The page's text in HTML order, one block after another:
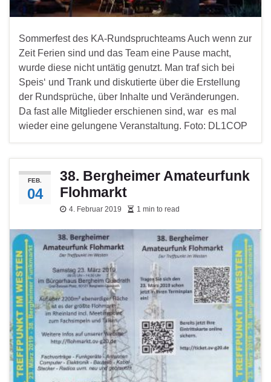
Sommerfest des KA-Rundspruchteams Auch wenn zur
Zeit Ferien sind und das Team eine Pause macht,
wurde diese nicht untätig genutzt. Man traf sich bei
Speis‘ und Trank und diskutierte über die Erstellung
der Rundsprüche, über Inhalte und Veränderungen.
Da fast alle Mitglieder erschienen sind, war es mal
wieder eine gelungene Veranstaltung. Foto: DL1COP
FEB.
04
38. Bergheimer Amateurfunk
Flohmarkt
4. Februar 2019 1 min to read